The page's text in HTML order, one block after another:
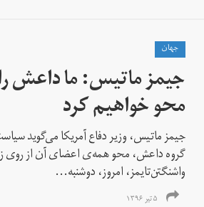
جهان
جیمز ماتیس: ما داعش
محو خواهیم کرد
جیمز ماتیس، وزیر دفاع آمریکا می‌گوید
گروه داعش، محو همه‌ی اعضای آن از روی
واشنگتن‌تایمز، امروز، دوشنبه...
۵ تیر ۱۳۹۶